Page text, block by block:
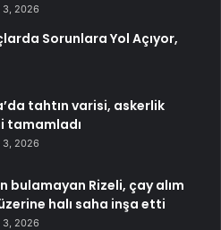
3, 2026
Sorunlara Yol Açıyor,
tahtın varisi, askerlik
tamamladı
3, 2026
bulamayan Rizeli, çay alım
halı saha inşa etti
3, 2026